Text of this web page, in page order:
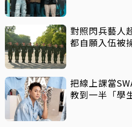
對照閃兵藝人
都自願入伍被
把線上課當
教到一半「學